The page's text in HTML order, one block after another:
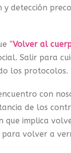
detección
“Volver al
Salir para
los protocolos.
con
de los
que implica
para volver a